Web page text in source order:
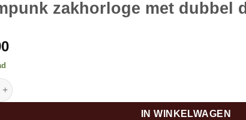
zakhorloge met dubbel
zakhorloge met dubbel deksel aantal
IN WINKELWAGEN